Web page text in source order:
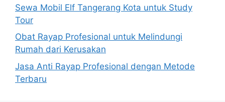
Sewa Mobil Elf Tangerang Kota untuk Study
Tour
Obat Rayap Profesional untuk Melindungi
Rumah dari Kerusakan
Jasa Anti Rayap Profesional dengan Metode
Terbaru